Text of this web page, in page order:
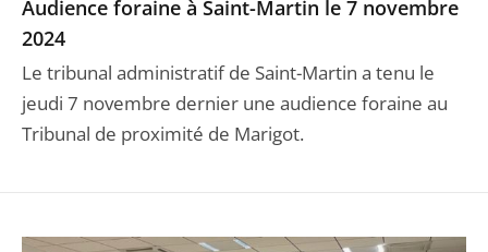
Audience foraine à Saint-Martin le 7 novembre
2024
Le tribunal administratif de Saint-Martin a tenu le
jeudi 7 novembre dernier une audience foraine au
Tribunal de proximité de Marigot.